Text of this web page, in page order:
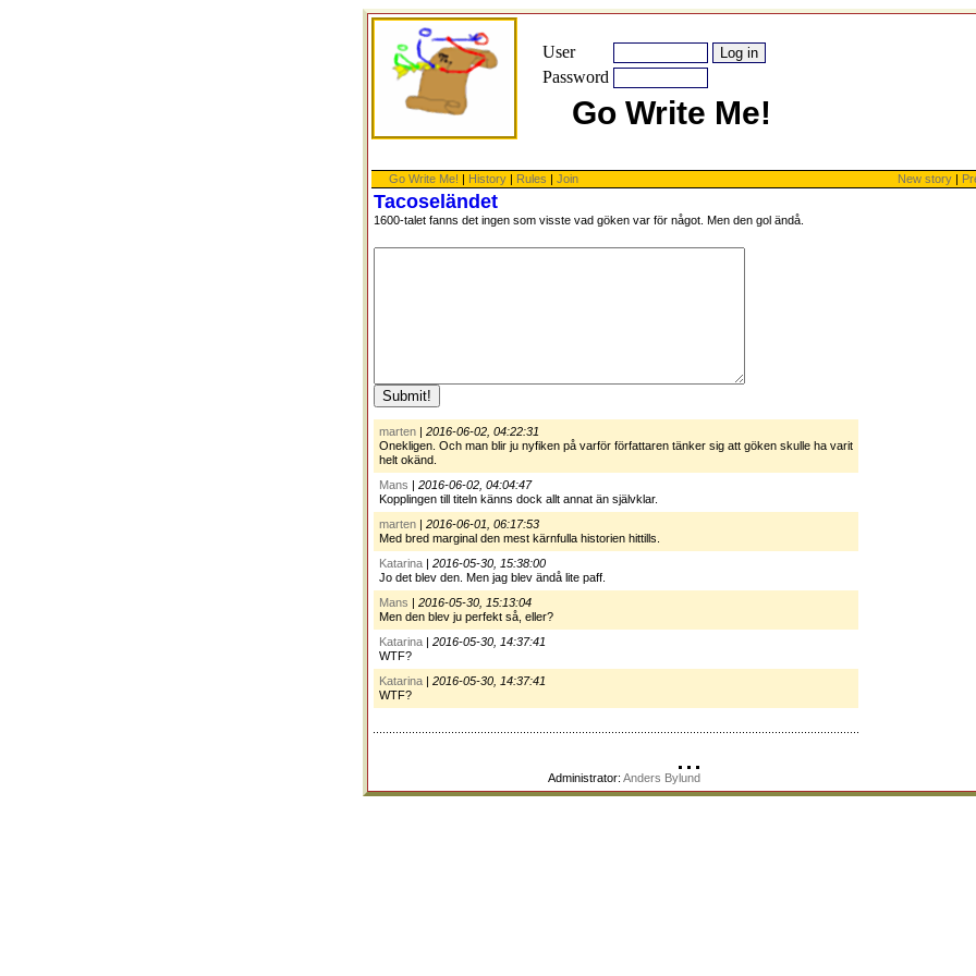
User
Password
Go Write Me!
Go Write Me! | History | Rules | Join New story |
Tacoseländet
1600-talet fanns det ingen som visste vad göken var för något. Men den gol ändå.
marten | 2016-06-02, 04:22:31
Onekligen. Och man blir ju nyfiken på varför författaren tänker sig att göken skulle ha varit
helt okänd.
Mans | 2016-06-02, 04:04:47
Kopplingen till titeln känns dock allt annat än självklar.
marten | 2016-06-01, 06:17:53
Med bred marginal den mest kärnfulla historien hittills.
Katarina | 2016-05-30, 15:38:00
Jo det blev den. Men jag blev ändå lite paff.
Mans | 2016-05-30, 15:13:04
Men den blev ju perfekt så, eller?
Katarina | 2016-05-30, 14:37:41
WTF?
Katarina | 2016-05-30, 14:37:41
WTF?
Administrator: Anders Bylund